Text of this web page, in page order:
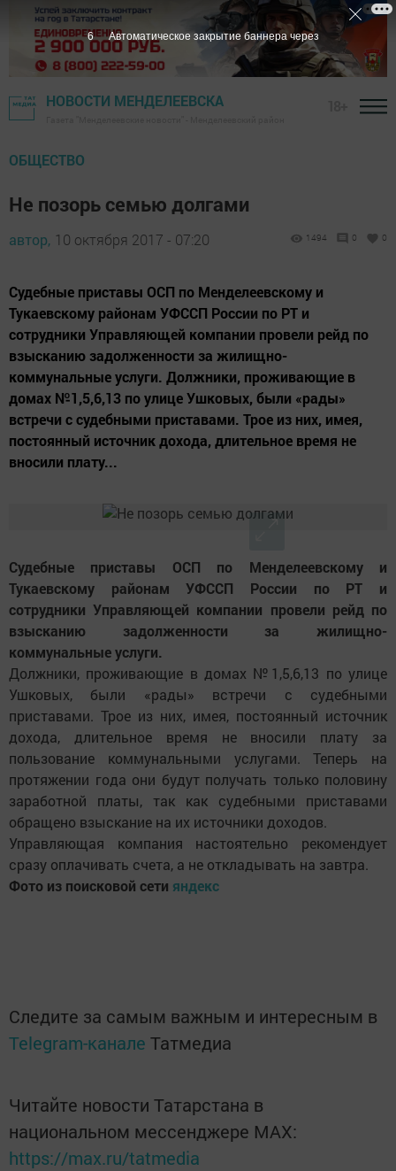
НОВОСТИ МЕНДЕЛЕЕВСКА
ОБЩЕСТВО
Не позорь семью долгами
автор, 10 октября 2017 - 07:20 1494 0 0
Судебные приставы ОСП по Менделеевскому и
Тукаевскому районам УФССП России по РТ и
сотрудники Управляющей компании провели рейд по
взысканию задолженности за жилищно-
коммунальные услуги. Должники, проживающие в
домах №1,5,6,13 по улице Ушковых, были «рады»
встречи с судебными приставами. Трое из них, имея,
постоянный источник дохода, длительное время не
вносили плату...
Судебные приставы ОСП по Менделеевскому и
Тукаевскому районам УФССП России по РТ и
сотрудники Управляющей компании провели рейд по
взысканию задолженности за жилищно-
коммунальные услуги.
Должники, проживающие в домах №1,5,6,13 по улице
Ушковых, были «рады» встречи с судебными
приставами. Трое из них, имея, постоянный источник
дохода, длительное время не вносили плату за
пользование коммунальными услугами. Теперь на
протяжении года они будут получать только половину
заработной платы, так как судебными приставами
обращено взыскание на их источники доходов.
Управляющая компания настоятельно рекомендует
сразу оплачивать счета, а не откладывать на завтра.
Фото из поисковой сети яндекс
Следите за самым важным и интересным в
Telegram-канале Татмедиа
Читайте новости Татарстана в
национальном мессенджере MАХ:
https://max.ru/tatmedia
5 Автоматическое закрытие баннера через